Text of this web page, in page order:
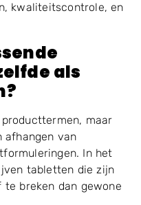
kwaliteitscontrole, en
als
maar
afhangen van
In het
tabletten die zijn
breken dan gewone